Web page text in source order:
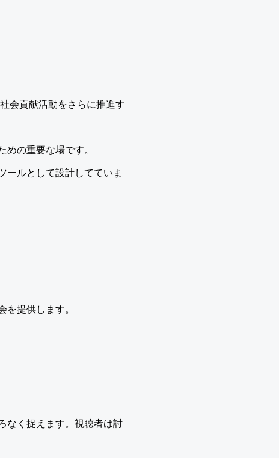
会貢献活動をさらに推進す
の重要な場です。
ールとして設計してていま
提供します。
なく捉えます。視聴者は討